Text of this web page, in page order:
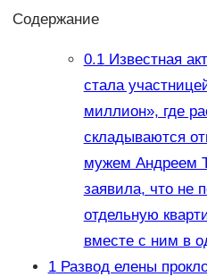
Содержание
0.1Известная
стала
миллион», где
складываются
мужем Андреем
заявила, что не
отдельную
вместе с ним в
1Развод елены